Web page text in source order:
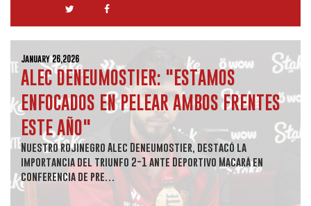
January 26,2026
ALEC DENEUMOSTIER: "ESTAMOS
ENFOCADOS EN PELEAR AMBOS FRENTES
ESTE AÑO"
Nuestro rojinegro Alec Deneumostier, destacó la
importancia del triunfo 2-1 ante Deportivo Macará en
conferencia de pre…